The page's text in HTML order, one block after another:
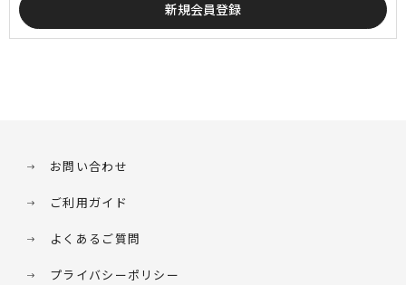
お問い合わせ
ご利用ガイド
よくあるご質問
プライバシーポリシー